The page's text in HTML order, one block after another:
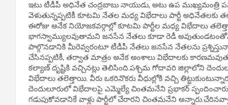
ఇటు టీడీపీ అధినేత చంద్రబాబు నాయుడు, అటు ఉప ముఖ్యమంత్రి
వెళుతున్నప్పటికీ కూటమి నేతల మధ్య విభేదాలు పార్టీ
ఈరోజు అనేక నియోజకవర్గాల్లో కూటమి పార్టీల మధ్య విభేదాలు
భాగస్వామ్యులవుతామని జనసేన నేతలు కూడా రెడీ
పాల్గొనడానికి మీరెవ్వరంటూ టీడీపీ నేతలు జనసేన నేతలను
చేసినప్పటికీ, తర్వాత మాత్రం అనేక అంశాలు విభేదాలకు
కల్యాణ్ దృష్టికి వచ్చినట్లు తెలిసింది.పశ్చిమ గోదావరి జిల్లాలోని
విభేదాలు తలెత్తాయి. వీరు ఒకరినొకరు వీధుల్లోకి వచ్చి
దెందులూరులో విభేదాలపై ఎమ్మెల్యే చింతమనేని ప్రభాకర్
గడుపుకోవడానికే వాళ్లు పార్టీలో చేరారని చింతమనేని